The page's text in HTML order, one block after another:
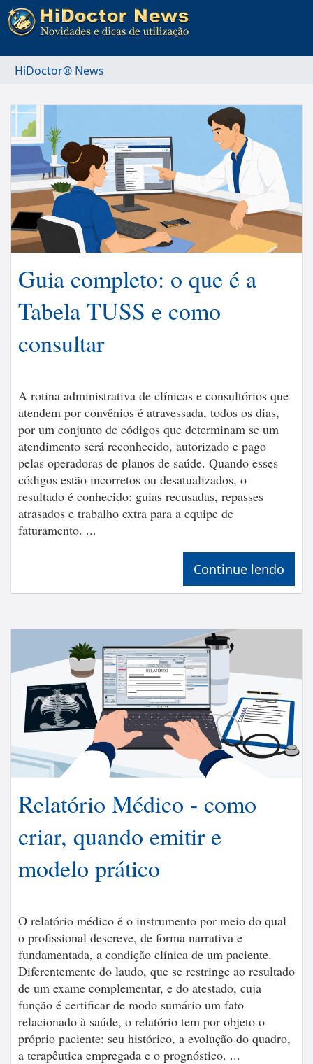
HiDoctor® News
Guia completo: o que é a
Tabela TUSS e como
consultar
A rotina administrativa de clínicas e consultórios que
atendem por convênios é atravessada, todos os dias,
por um conjunto de códigos que determinam se um
atendimento será reconhecido, autorizado e pago
pelas operadoras de planos de saúde. Quando esses
códigos estão incorretos ou desatualizados, o
resultado é conhecido: guias recusadas, repasses
atrasados e trabalho extra para a equipe de
faturamento. ...
Continue lendo
Relatório Médico - como
criar, quando emitir e
modelo prático
O relatório médico é o instrumento por meio do qual
o profissional descreve, de forma narrativa e
fundamentada, a condição clínica de um paciente.
Diferentemente do laudo, que se restringe ao resultado
de um exame complementar, e do atestado, cuja
função é certificar de modo sumário um fato
relacionado à saúde, o relatório tem por objeto o
próprio paciente: seu histórico, a evolução do quadro,
a terapêutica empregada e o prognóstico. ...